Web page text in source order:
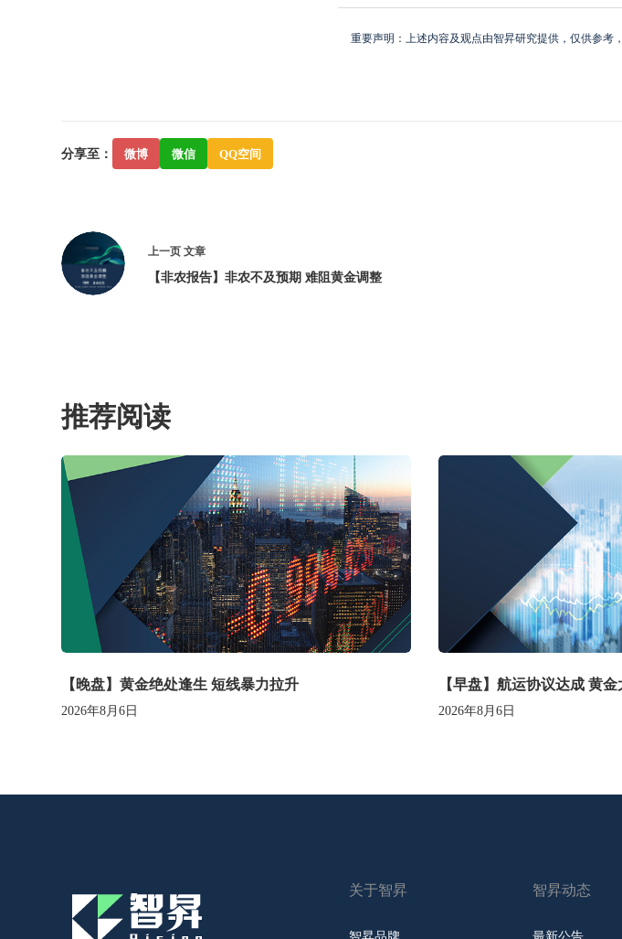
重要声明：上述内容及观点由智昇研究提供，仅供参考
分享至： 微博 微信 QQ空间
上一页文章
【非农报告】非农不及预期 难阻黄金调整
推荐阅读
【晚盘】黄金绝处逢生 短线暴力拉升
2026年8月6日
【早盘】航运协议达成 黄
2026年8月6日
关于智昇 智昇动态